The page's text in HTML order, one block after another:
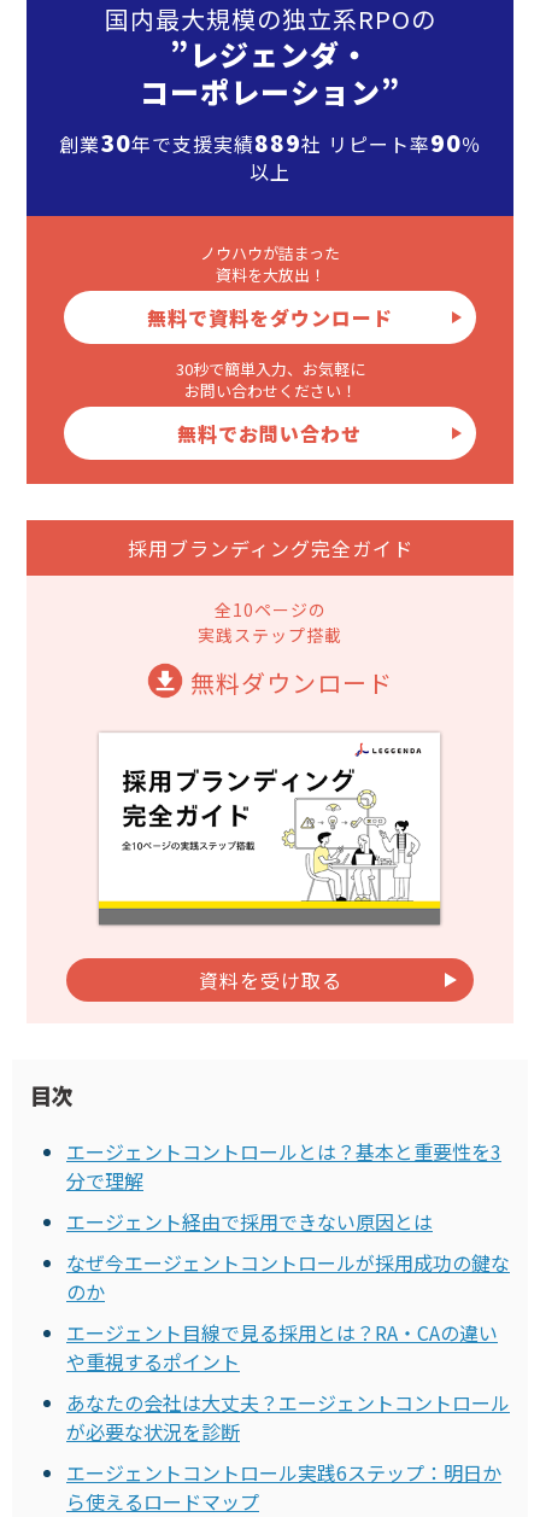
国内最大規模の独立系RPOの
”レジェンダ・
コーポレーション”
創業30年で支援実績889社 リピート率90％
以上
ノウハウが詰まった
資料を大放出！
無料で資料をダウンロード
30秒で簡単入力、お気軽に
お問い合わせください！
無料でお問い合わせ
採用ブランディング完全ガイド
全10ページの
実践ステップ搭載
無料ダウンロード
資料を受け取る
目次
エージェントコントロールとは？基本と重要性を3
分で理解
エージェント経由で採用できない原因とは
なぜ今エージェントコントロールが採用成功の鍵な
のか
エージェント目線で見る採用とは？RA・CAの違い
や重視するポイント
あなたの会社は大丈夫？エージェントコントロール
が必要な状況を診断
エージェントコントロール実践6ステップ：明日か
ら使えるロードマップ